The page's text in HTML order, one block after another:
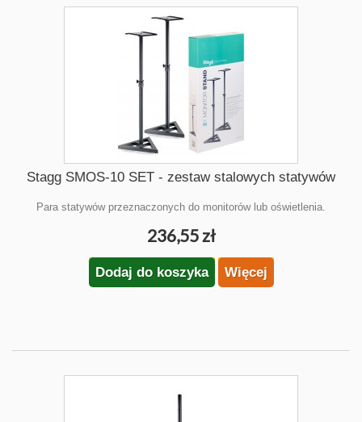
Stagg SMOS-10 SET - zestaw stalowych statywów
Para statywów przeznaczonych do monitorów lub oświetlenia.
236,55 zł
Dodaj do koszyka Więcej